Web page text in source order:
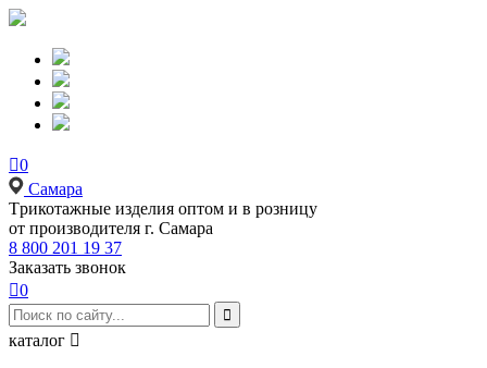
0
Самара
Tрикотажные изделия оптом и в розницу
от производителя г. Самара
8 800 201 19 37
Заказать звонок
0

каталог 